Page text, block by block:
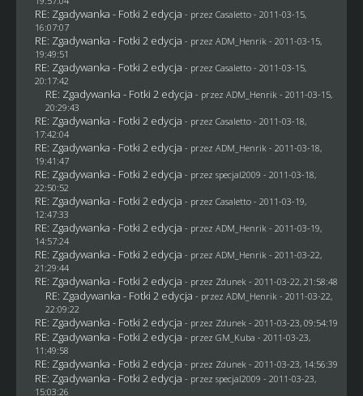
RE: Zgadywanka - Fotki 2 edycja - przez Casaletto- 2011-03-15,
16:07:07
RE: Zgadywanka - Fotki 2 edycja - przez ADM_Henrik - 2011-03-15,
19:49:51
RE: Zgadywanka - Fotki 2 edycja - przez Casaletto- 2011-03-15,
20:17:42
RE: Zgadywanka - Fotki 2 edycja - przez ADM_Henrik - 2011-03-15,
20:29:43
RE: Zgadywanka - Fotki 2 edycja - przez Casaletto- 2011-03-18,
17:42:04
RE: Zgadywanka - Fotki 2 edycja - przez ADM_Henrik - 2011-03-18,
19:41:47
RE: Zgadywanka - Fotki 2 edycja - przez specjal2009 - 2011-03-18,
22:50:52
RE: Zgadywanka - Fotki 2 edycja - przez Casaletto- 2011-03-19,
12:47:33
RE: Zgadywanka - Fotki 2 edycja - przez ADM_Henrik - 2011-03-19,
14:57:24
RE: Zgadywanka - Fotki 2 edycja - przez ADM_Henrik - 2011-03-22,
21:29:44
RE: Zgadywanka - Fotki 2 edycja - przez Zdunek - 2011-03-22, 21:58:48
RE: Zgadywanka - Fotki 2 edycja - przez ADM_Henrik - 2011-03-22,
22:09:22
RE: Zgadywanka - Fotki 2 edycja - przez Zdunek - 2011-03-23, 09:54:19
RE: Zgadywanka - Fotki 2 edycja - przez GM_Kuba - 2011-03-23,
11:49:58
RE: Zgadywanka - Fotki 2 edycja - przez Zdunek - 2011-03-23, 14:56:39
RE: Zgadywanka - Fotki 2 edycja - przez specjal2009 - 2011-03-23,
15:03:26